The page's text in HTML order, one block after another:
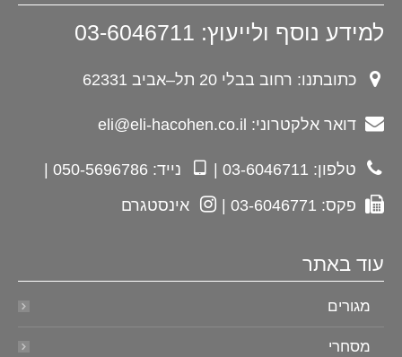
למידע נוסף ולייעוץ: 03-6046711
כתובתנו: רחוב בבלי 20 תל–אביב 62331
דואר אלקטרוני: eli@eli-hacohen.co.il
טלפון: 03-6046711 |
נייד: 050-5696786 |
פקס: 03-6046771 |
אינסטגרם
עוד באתר
מגורים
מסחרי